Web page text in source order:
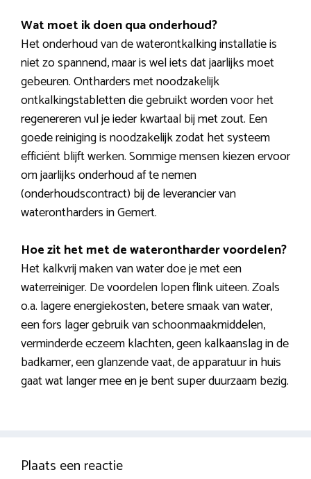
Wat moet ik doen qua onderhoud?
Het onderhoud van de waterontkalking installatie is
niet zo spannend, maar is wel iets dat jaarlijks moet
gebeuren. Ontharders met noodzakelijk
ontkalkingstabletten die gebruikt worden voor het
regenereren vul je ieder kwartaal bij met zout. Een
goede reiniging is noodzakelijk zodat het systeem
efficiënt blijft werken. Sommige mensen kiezen ervoor
om jaarlijks onderhoud af te nemen
(onderhoudscontract) bij de leverancier van
waterontharders in Gemert.
Hoe zit het met de waterontharder voordelen?
Het kalkvrij maken van water doe je met een
waterreiniger. De voordelen lopen flink uiteen. Zoals
o.a. lagere energiekosten, betere smaak van water,
een fors lager gebruik van schoonmaakmiddelen,
verminderde eczeem klachten, geen kalkaanslag in de
badkamer, een glanzende vaat, de apparatuur in huis
gaat wat langer mee en je bent super duurzaam bezig.
Plaats een reactie